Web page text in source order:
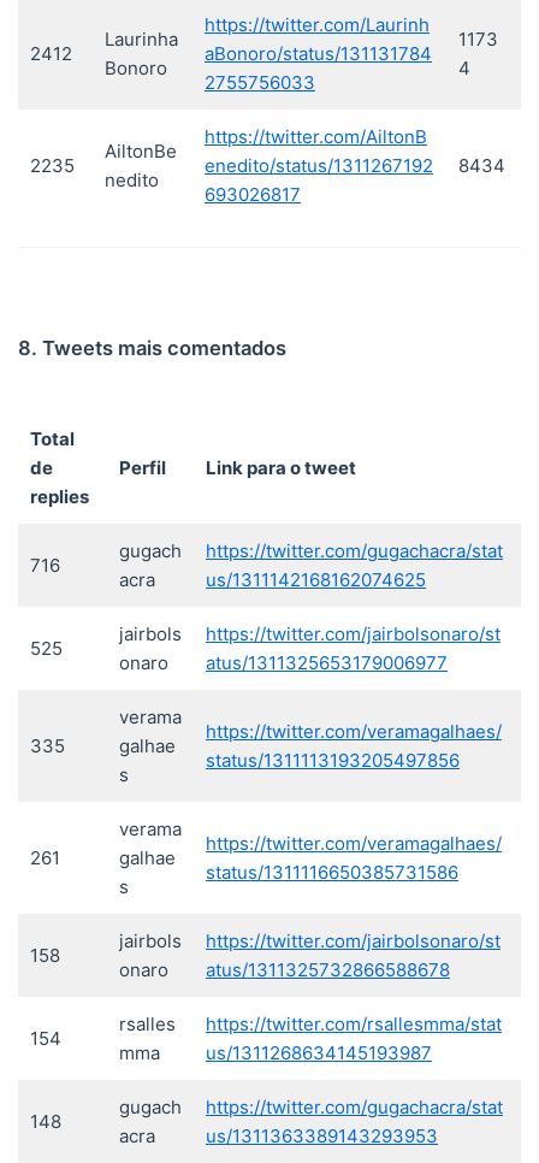
2412
Laurinha
Bonoro
https://twitter.com/Laurinh
aBonoro/status/131131784
2755756033
1173
4
2235
AiltonBe
nedito
https://twitter.com/AiltonB
enedito/status/1311267192
693026817
8434
8. Tweets mais comentados
Total
de
replies
Perfil Link para o tweet
716
gugach
acra
https://twitter.com/gugachacra/stat
us/1311142168162074625
525
jairbols
onaro
https://twitter.com/jairbolsonaro/st
atus/1311325653179006977
335
verama
galhae
s
https://twitter.com/veramagalhaes/
status/1311113193205497856
261
verama
galhae
s
https://twitter.com/veramagalhaes/
status/1311116650385731586
158
jairbols
onaro
https://twitter.com/jairbolsonaro/st
atus/1311325732866588678
154
rsalles
mma
https://twitter.com/rsallesmma/stat
us/1311268634145193987
148
gugach
acra
https://twitter.com/gugachacra/stat
us/1311363389143293953